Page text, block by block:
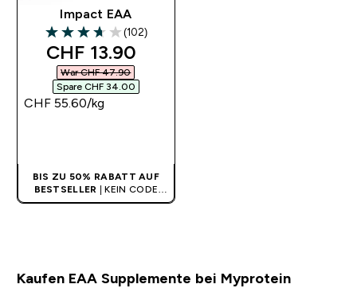
Impact EAA
3.71 out of 5 stars
(102)
discounted price
CHF 13.90‎
War CHF 47.90‎
Spare CHF 34.00‎
CHF 55.60‎/kg
BIS ZU 50% RABATT AUF
BESTSELLER
| KEIN CODE
BENÖTIGT
Kaufen EAA Supplemente bei Myprotein